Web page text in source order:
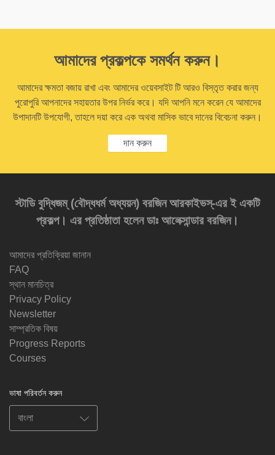
আমাদের প্রকল্পকে সমর্থন করুন।
আমাদের ক্ষমতা বজায় রাখা এবং আমাদের ওয়েবসাইট টি আরও বিস্তৃত করার জন্য
পুরোপুরি আপনাদের সহায়তার উপর নির্ভর করে। যদি আপনি মনে করেন যে আমাদের
উপাদানটি উপযোগী, তাহলে দয়া করে এক অথবা মাসিক ভাবে দানের বিবেচনা করুন।
দান করুন
স্টাডি বুদ্ধিজম্‌ (বৌদ্ধধর্ম অধ্যয়ন) বরজিন আরকাইভস্‌-এর ই একটি
প্রকল্প। এর প্রতিষ্ঠাতা হলেন ডাঃ আলেক্সান্ডার বরজিন।
আমাদের প্রতিক্রিয়া জানান
FAQ
স্থান মানচিত্র
Privacy Policy
Newsletter
সাম্প্রতিক বিষয়
Progress Reports
Courses
ভাষা পরিবর্তন করুন